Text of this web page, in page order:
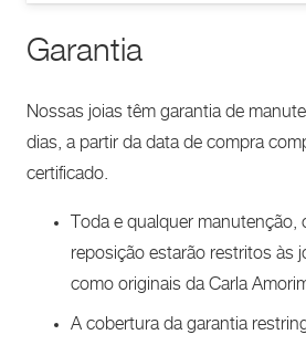
Garantia
Nossas joias têm garantia de
dias, a partir da data de compra
certificado.
Toda e qualquer
reposição estarão restritos às
como originais da Carla
A cobertura da garantia